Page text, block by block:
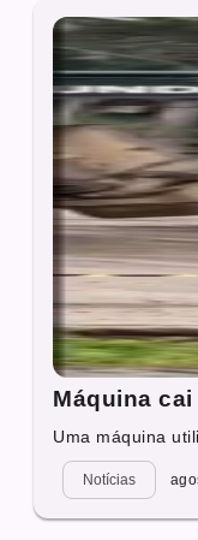
Máquina
Uma máquina
Notícias